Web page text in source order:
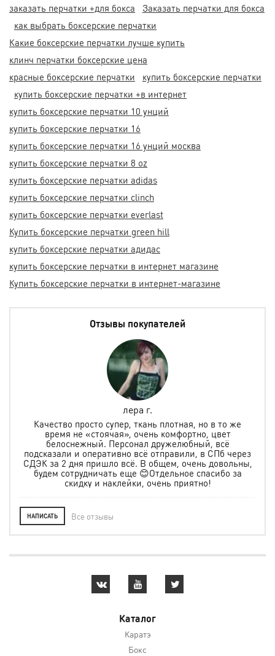
заказать перчатки +для бокса
Заказать перчатки для бокса
как выбрать боксерские перчатки
Какие боксерские перчатки лучше купить
клинч перчатки боксерские цена
красные боксерские перчатки
купить боксерские перчатки
купить боксерские перчатки +в интернет
купить боксерские перчатки 10 унций
купить боксерские перчатки 16
купить боксерские перчатки 16 унций москва
купить боксерские перчатки 8 oz
купить боксерские перчатки adidas
купить боксерские перчатки clinch
купить боксерские перчатки everlast
Купить боксерские перчатки green hill
купить боксерские перчатки адидас
купить боксерские перчатки в интернет магазине
Купить боксерские перчатки в интернет-магазине
Отзывы покупателей
лера г.
Качество просто супер, ткань плотная, но в то же
время не «стоячая», очень комфортно, цвет
белоснежный. Персонал дружелюбный, всё
подсказали и оперативно всё отправили, в СПб через
СДЭК за 2 дня пришло всё. В общем, очень довольны,
будем сотрудничать еще 😊Отдельное спасибо за
скидку и наклейки, очень приятно!
НАПИСАТЬ Все отзывы
Каталог
Каратэ
Бокс